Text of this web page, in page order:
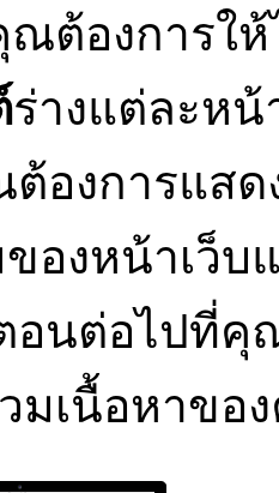
ต้องการใ
ร่างแต่ละหน้
องการแส
องหน้าเว็บ
นต่อไปที่คุณ
มเนื้อหาขอ